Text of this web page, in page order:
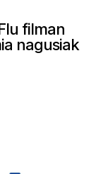
filman
nagusiak